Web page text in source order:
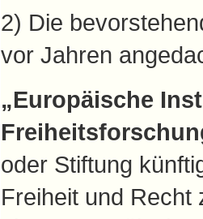
2) Die
vor Jahren
„Europäische
oder Stiftung
Freiheit und Recht